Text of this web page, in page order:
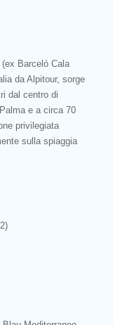
Barceló Cala
da Alpitour, sorge
dal centro di
e a circa 70
privilegiata
sulla spiaggia
2)